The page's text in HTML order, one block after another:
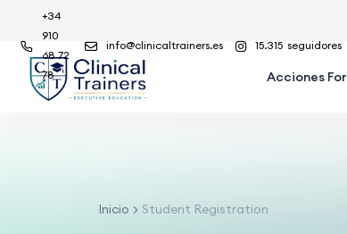
15.315 seguidores
info@clinicaltrainers.es
+34
910
68 72
78
Acciones
Inicio Student Registration